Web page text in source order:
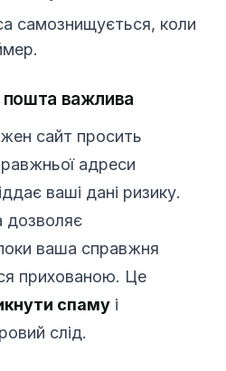
самознищується, коли
важлива
сайт просить
адреси
ваші дані ризику.
дозволяє
ваша справжня
прихованою. Це
спаму і
слід.